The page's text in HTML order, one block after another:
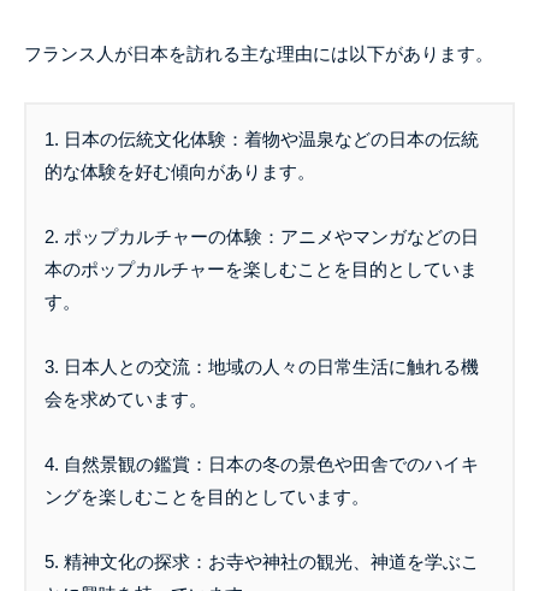
フランス人が日本を訪れる主な理由には以下があります。
1. 日本の伝統文化体験：着物や温泉などの日本の伝統
的な体験を好む傾向があります。
2. ポップカルチャーの体験：アニメやマンガなどの日
本のポップカルチャーを楽しむことを目的としていま
す。
3. 日本人との交流：地域の人々の日常生活に触れる機
会を求めています。
4. 自然景観の鑑賞：日本の冬の景色や田舎でのハイキ
ングを楽しむことを目的としています。
5. 精神文化の探求：お寺や神社の観光、神道を学ぶこ